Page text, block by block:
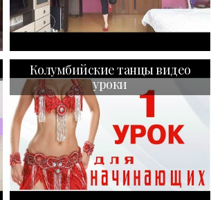
Колумбийские танцы видео
уроки